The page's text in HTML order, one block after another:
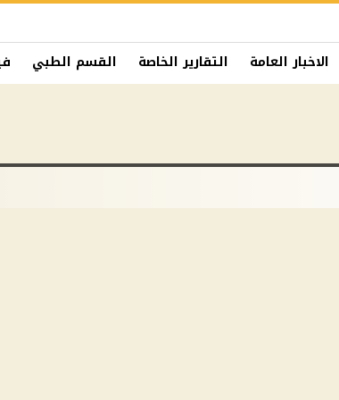
الاخبار العامة التقارير الخاصة القسم الطبي